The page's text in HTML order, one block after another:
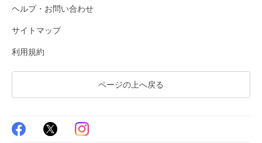
ヘルプ・お問い合わせ
サイトマップ
利用規約
ページの上へ戻る